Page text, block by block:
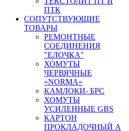
ПТК
СОПУТСТВУЮЩИЕ
ТОВАРЫ
РЕМОНТНЫЕ
СОЕДИНЕНИЯ
"ЕЛОЧКА"
ХОМУТЫ
ЧЕРВЯЧНЫЕ
«NORMA»
КАМЛОКИ- БРС
ХОМУТЫ
УСИЛЕННЫЕ GBS
КАРТОН
ПРОКЛАДОЧНЫЙ А